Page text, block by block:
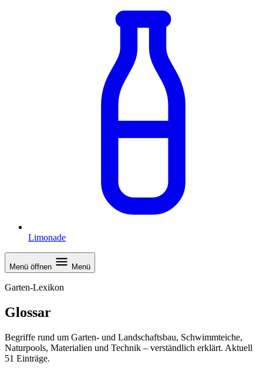
Limonade
Menü öffnen Menü
Garten-Lexikon
Glossar
Begriffe rund um Garten- und Landschaftsbau, Schwimmteiche,
Naturpools, Materialien und Technik – verständlich erklärt. Aktuell
51 Einträge.